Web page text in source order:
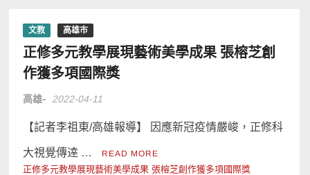
文教 高雄市
正修多元教學展現藝術美學成果 張榕芝創
作獲多項國際獎
高雄- 2022-04-11
【記者李祖東/高雄報導】 因應新冠疫情嚴峻，正修科
大視覺傳逹 … READ MORE
正修多元教學展現藝術美學成果 張榕芝創作獲多項國際獎